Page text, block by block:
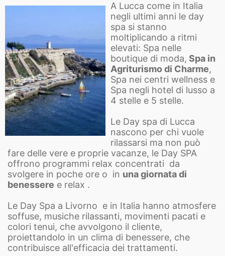
A Lucca come in Italia
negli ultimi anni le day
spa si stanno
moltiplicando a ritmi
elevati: Spa nelle
boutique di moda, Spa in
Agriturismo di Charme,
Spa nei centri wellness e
Spa negli hotel di lusso a
4 stelle e 5 stelle.
Le Day spa di Lucca
nascono per chi vuole
rilassarsi ma non può
fare delle vere e proprie vacanze, le Day SPA
offrono programmi relax concentrati da
svolgere in poche ore o in una giornata di
benessere e relax .
Le Day Spa a Livorno e in Italia hanno atmosfere
soffuse, musiche rilassanti, movimenti pacati e
colori tenui, che avvolgono il cliente,
proiettandolo in un clima di benessere, che
contribuisce all'efficacia dei trattamenti.